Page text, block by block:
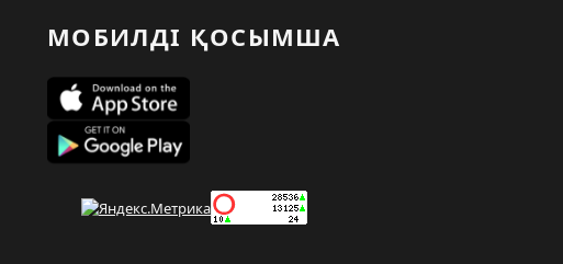
МОБИЛДІ ҚОСЫМША